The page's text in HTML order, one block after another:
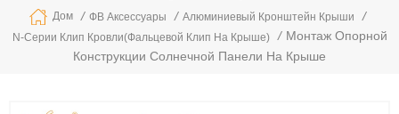
Дом / ФВ Аксессуары / Алюминиевый Кронштейн Крыши /
N-Серии Клип Кровли(фальцевой Клип На Крыше) / Монтаж Опорной
Конструкции Солнечной Панели На Крыше